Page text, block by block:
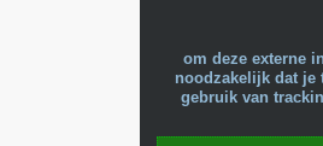
om deze externe
noodzakelijk dat je
gebruik van